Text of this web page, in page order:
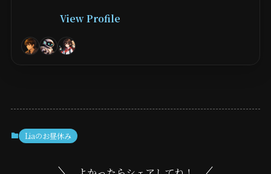
View Profile
Liaのお昼休み